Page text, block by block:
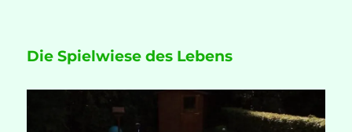
Die Spielwiese des Lebens